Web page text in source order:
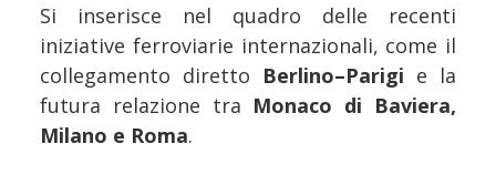
Si inserisce nel quadro delle recenti
iniziative ferroviarie internazionali, come il
collegamento diretto Berlino–Parigi e la
futura relazione tra Monaco di Baviera,
Milano e Roma.